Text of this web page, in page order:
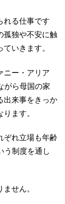
れる仕事です
孤独や不安に触
いきます。
ニー・アリア
がら母国の家
出来事をきっか
ます。
ぞれ立場も年齢
う制度を通し
せん。